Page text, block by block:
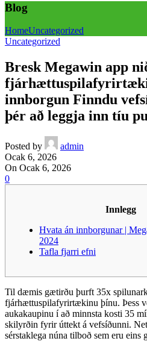
Blog
HomeUncategorized
Uncategorized
Bresk Megawin app
fjárhættuspilafyrirtæki
innborgun Finndu
þér að leggja inn tíu
Posted by
admin
Ocak 6, 2026
On Ocak 6, 2026
0
Innlegg
Hvata án innborgunar |
2024
Tafla fjarri efni
Til dæmis gætirðu þurft 35x
fjárhættuspilafyrirtækinu þínu. Þess
aukakaupinu í að minnsta kosti 35
skilyrðin fyrir úttekt á vefsíðunni.
sérstaklega núna tilboð sem eru eins